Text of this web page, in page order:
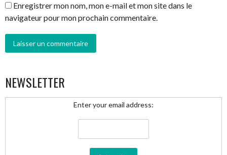
Enregistrer mon nom, mon e-mail et mon site dans le
navigateur pour mon prochain commentaire.
NEWSLETTER
Enter your email address: